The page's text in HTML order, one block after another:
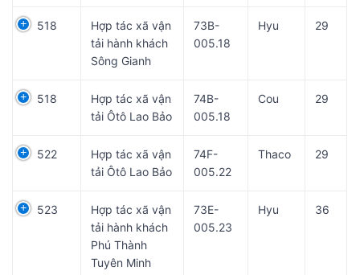
518
Hợp tác xã vận
tải hành khách
Sông Gianh
73B-
005.18
Hyu 29
518
Hợp tác xã vận
tải Ôtô Lao Bảo
74B-
005.18
Cou 29
522
Hợp tác xã vận
tải Ôtô Lao Bảo
74F-
005.22
Thaco 29
523
Hợp tác xã vận
tải hành khách
Phú Thành
Tuyên Minh
73E-
005.23
Hyu 36